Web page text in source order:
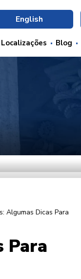
English
Localizações Blog
Algumas Dicas Para
Para